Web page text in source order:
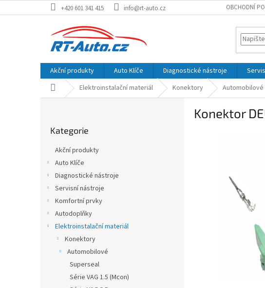
na
+420 601 341 415 info@rt-auto.cz OBCHODNÍ
Akční produkty Auto Klíče Diagnostické nástroje
Domů Elektroinstalační materiál Konektory Automobilové
kategorie
Kategorie
Akční produkty
Auto Klíče
Diagnostické nástroje
Servisní nástroje
Komfortní prvky
Autodoplňky
Elektroinstalační materiál
Konektory
Automobilové
Superseal
Série VAG 1.5 (Mcon)
Konektor